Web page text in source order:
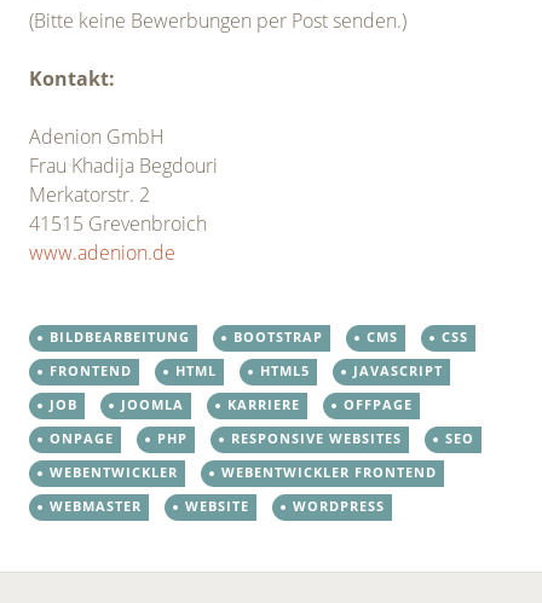
(Bitte keine Bewerbungen per Post senden.)
Kontakt:
Adenion GmbH
Frau Khadija Begdouri
Merkatorstr. 2
41515 Grevenbroich
www.adenion.de
BILDBEARBEITUNG BOOTSTRAP CMS
CSS
FRONTEND
HTML HTML5
JAVASCRIPT
JOB
JOOMLA KARRIERE
OFFPAGE
ONPAGE
PHP RESPONSIVE WEBSITES
SEO
WEBENTWICKLER
WEBENTWICKLER FRONTEND
WEBMASTER
WEBSITE WORDPRESS